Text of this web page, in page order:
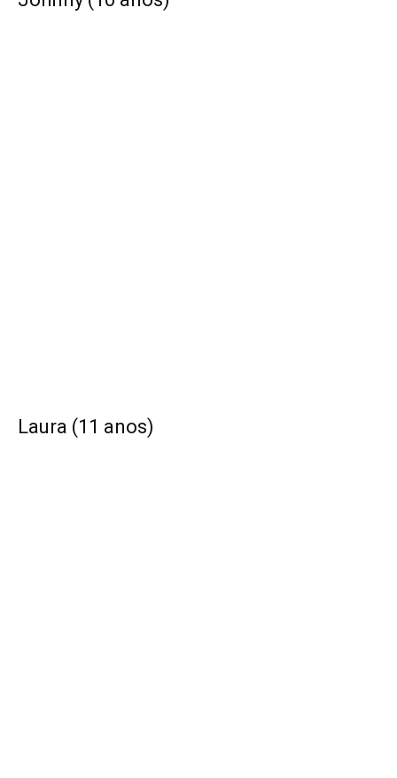
Laura (11 anos)